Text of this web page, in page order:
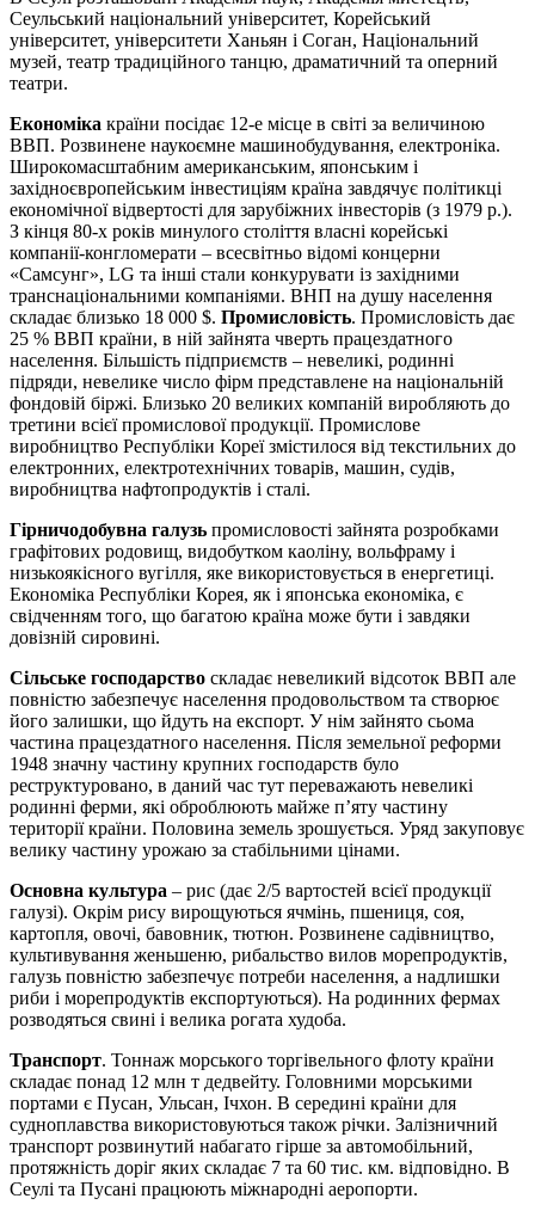
Сеульський національний університет, Корейський
університет, університети Ханьян і Соган, Національний
музей, театр традиційного танцю, драматичний та оперний
театри.
Економіка країни посідає 12-е місце в світі за величиною
ВВП. Розвинене наукоємне машинобудування, електроніка.
Широкомасштабним американським, японським і
західноєвропейським інвестиціям країна завдячує політикці
економічної відвертості для зарубіжних інвесторів (з 1979 р.).
З кінця 80-х років минулого століття власні корейські
компанії-конгломерати – всесвітньо відомі концерни
«Самсунг», LG та інші стали конкурувати із західними
транснаціональними компаніями. ВНП на душу населення
складає близько 18 000 $. Промисловість. Промисловість дає
25 % ВВП країни, в ній зайнята чверть працездатного
населення. Більшість підприємств – невеликі, родинні
підряди, невелике число фірм представлене на національній
фондовій біржі. Близько 20 великих компаній виробляють до
третини всієї промислової продукції. Промислове
виробництво Республіки Кореї змістилося від текстильних до
електронних, електротехнічних товарів, машин, судів,
виробництва нафтопродуктів і сталі.
Гірничодобувна галузь промисловості зайнята розробками
графітових родовищ, видобутком каоліну, вольфраму і
низькоякісного вугілля, яке використовується в енергетиці.
Економіка Республіки Корея, як і японська економіка, є
свідченням того, що багатою країна може бути і завдяки
довізній сировині.
Сільське господарство складає невеликий відсоток ВВП але
повністю забезпечує населення продовольством та створює
його залишки, що йдуть на експорт. У нім зайнято сьома
частина працездатного населення. Після земельної реформи
1948 значну частину крупних господарств було
реструктуровано, в даний час тут переважають невеликі
родинні ферми, які оброблюють майже п’яту частину
території країни. Половина земель зрошується. Уряд закуповує
велику частину урожаю за стабільними цінами.
Основна культура – рис (дає 2/5 вартостей всієї продукції
галузі). Окрім рису вирощуються ячмінь, пшениця, соя,
картопля, овочі, бавовник, тютюн. Розвинене садівництво,
культивування женьшеню, рибальство вилов морепродуктів,
галузь повністю забезпечує потреби населення, а надлишки
риби і морепродуктів експортуються). На родинних фермах
розводяться свині і велика рогата худоба.
Транспорт. Тоннаж морського торгівельного флоту країни
складає понад 12 млн т дедвейту. Головними морськими
портами є Пусан, Ульсан, Ічхон. В середині країни для
судноплавства використовуються також річки. Залізничний
транспорт розвинутий набагато гірше за автомобільний,
протяжність доріг яких складає 7 та 60 тис. км. відповідно. В
Сеулі та Пусані працюють міжнародні аеропорти.